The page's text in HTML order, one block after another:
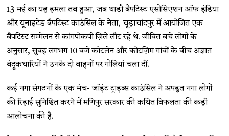
13 मई का यह हमला तब हुआ, जब थाडौ बैपटिस्ट एसोसिएशन ऑफ इंडिया
और यूनाइटेड बैपटिस्ट काउंसिल के नेता, चूड़ाचांदपुर में आयोजित एक
बैपटिस्ट सम्मेलन से कांगपोकपी ज़िले लौट रहे थे. जीवित बचे लोगों के
अनुसार, सुबह लगभग 10 बजे कोटलेन और कोटज़िम गांवों के बीच अज्ञात
बंदूकधारियों ने उनके दो वाहनों पर गोलियां चला दीं.
कई नगा संगठनों के एक मंच- जॉइंट ट्राइब्स काउंसिल ने अपहृत नगा लोगों
की रिहाई सुनिश्चित करने में मणिपुर सरकार की कथित विफलता की कड़ी
आलोचना की है.